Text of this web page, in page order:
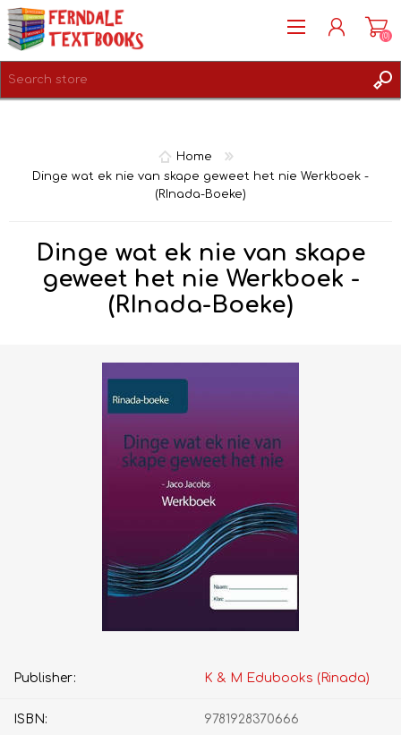
(0)
Home
Dinge wat ek nie van skape geweet het nie Werkboek -
(RInada-Boeke)
Dinge wat ek nie van skape
geweet het nie Werkboek -
(RInada-Boeke)
Publisher: K & M Edubooks (Rinada)
ISBN: 9781928370666